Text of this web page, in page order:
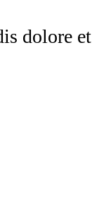
dolore